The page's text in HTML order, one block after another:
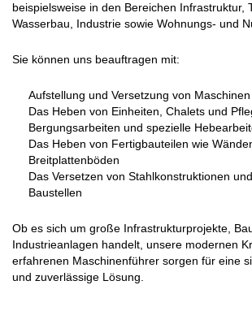
beispielsweise in den Bereichen Infrastruktur,
Wasserbau, Industrie sowie Wohnungs- und
Sie können uns beauftragen mit:
Aufstellung und Versetzung von
Das Heben von Einheiten, Chalets und
Bergungsarbeiten und spezielle
Das Heben von Fertigbauteilen wie
Breitplattenböden
Das Versetzen von Stahlkonstruktionen
Baustellen
Ob es sich um große Infrastrukturprojekte,
Industrieanlagen handelt, unsere modernen
erfahrenen Maschinenführer sorgen für eine
und zuverlässige Lösung.